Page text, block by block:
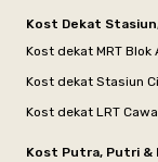
Kost Dekat
Kost dekat MRT Blok
Kost dekat Stasiun
Kost dekat LRT
Kost Putra, Putri &